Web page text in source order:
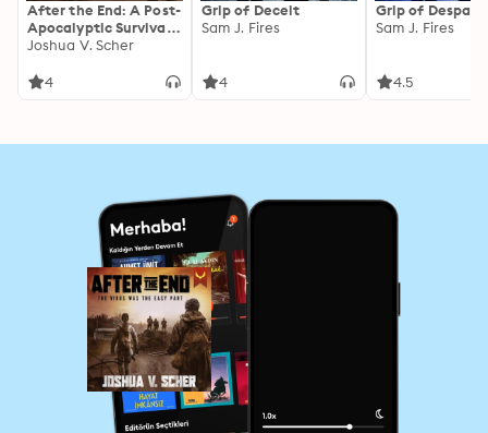
After the End: A Post-
Apocalyptic Survival
Novel
Joshua V. Scher
4
Grip of Deceit
Sam J. Fires
4
Grip of Despair
Sam J. Fires
4.5